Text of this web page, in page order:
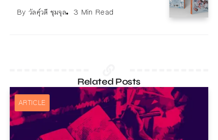
By วัลคุ์วดี ชุมจุล 3 Min Read
Related Posts
ARTICLE